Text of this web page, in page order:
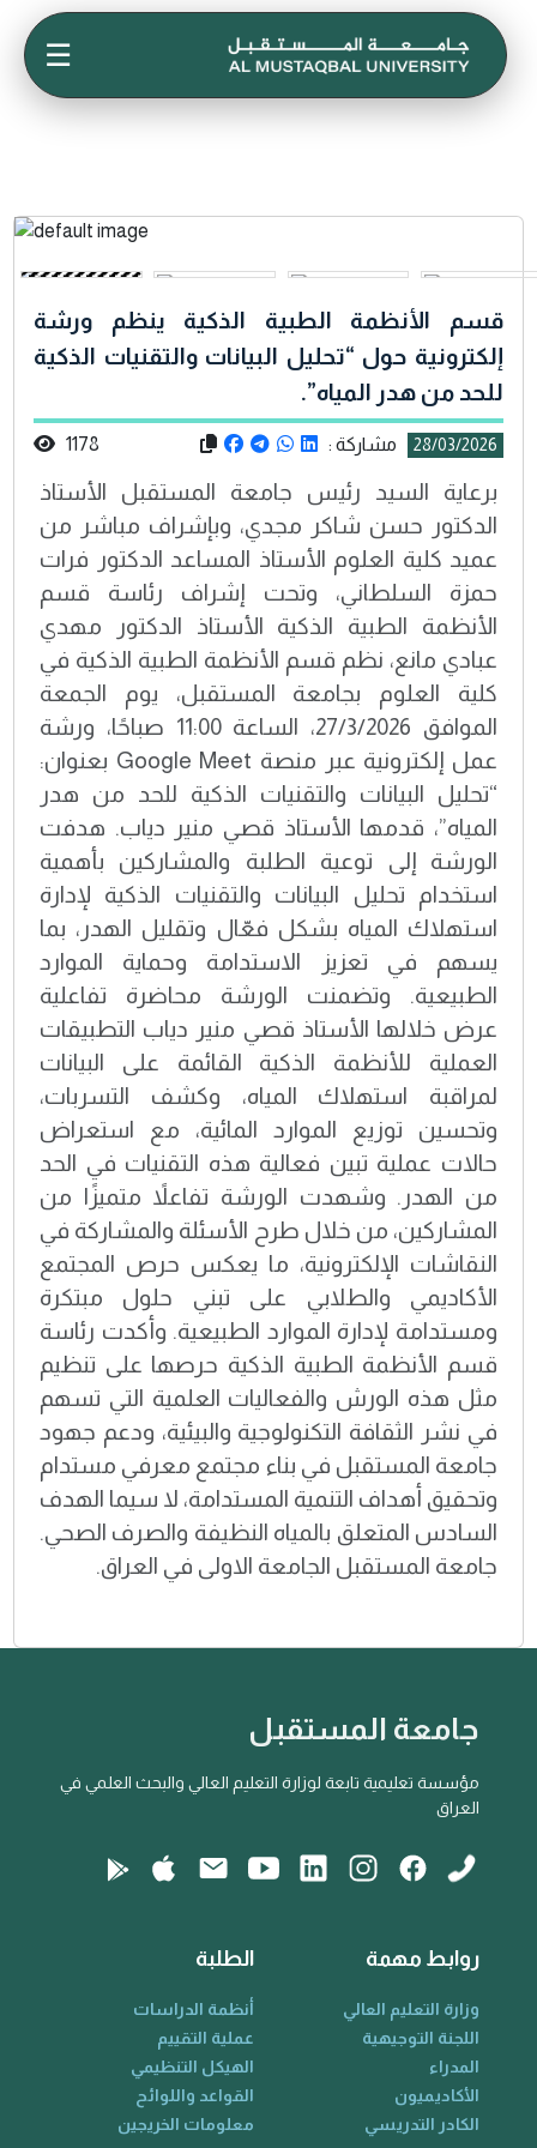
☰
قسم الأنظمة الطبية الذكية ينظم ورشة
إلكترونية حول “تحليل البيانات والتقنيات الذكية
للحد من هدر المياه”.
28/03/2026 مشاركة : 1178
برعاية السيد رئيس جامعة المستقبل الأستاذ
الدكتور حسن شاكر مجدي، وبإشراف مباشر من
عميد كلية العلوم الأستاذ المساعد الدكتور فرات
حمزة السلطاني، وتحت إشراف رئاسة قسم
الأنظمة الطبية الذكية الأستاذ الدكتور مهدي
عبادي مانع، نظم قسم الأنظمة الطبية الذكية في
كلية العلوم بجامعة المستقبل، يوم الجمعة
الموافق 27/3/2026، الساعة 11:00 صباحًا، ورشة
عمل إلكترونية عبر منصة Google Meet بعنوان:
“تحليل البيانات والتقنيات الذكية للحد من هدر
المياه”، قدمها الأستاذ قصي منير دياب. هدفت
الورشة إلى توعية الطلبة والمشاركين بأهمية
استخدام تحليل البيانات والتقنيات الذكية لإدارة
استهلاك المياه بشكل فعّال وتقليل الهدر، بما
يسهم في تعزيز الاستدامة وحماية الموارد
الطبيعية. وتضمنت الورشة محاضرة تفاعلية
عرض خلالها الأستاذ قصي منير دياب التطبيقات
العملية للأنظمة الذكية القائمة على البيانات
لمراقبة استهلاك المياه، وكشف التسربات،
وتحسين توزيع الموارد المائية، مع استعراض
حالات عملية تبين فعالية هذه التقنيات في الحد
من الهدر. وشهدت الورشة تفاعلاً متميزًا من
المشاركين، من خلال طرح الأسئلة والمشاركة في
النقاشات الإلكترونية، ما يعكس حرص المجتمع
الأكاديمي والطلابي على تبني حلول مبتكرة
ومستدامة لإدارة الموارد الطبيعية. وأكدت رئاسة
قسم الأنظمة الطبية الذكية حرصها على تنظيم
مثل هذه الورش والفعاليات العلمية التي تسهم
في نشر الثقافة التكنولوجية والبيئية، ودعم جهود
جامعة المستقبل في بناء مجتمع معرفي مستدام
وتحقيق أهداف التنمية المستدامة، لا سيما الهدف
السادس المتعلق بالمياه النظيفة والصرف الصحي.
جامعة المستقبل الجامعة الاولى في العراق.
جامعة المستقبل
مؤسسة تعليمية تابعة لوزارة التعليم العالي والبحث العلمي في
العراق
روابط مهمة
وزارة التعليم العالي
اللجنة التوجيهية
المدراء
الأكاديميون
الكادر التدريسي
الطلبة
أنظمة الدراسات
عملية التقييم
الهيكل التنظيمي
القواعد واللوائح
معلومات الخريجين